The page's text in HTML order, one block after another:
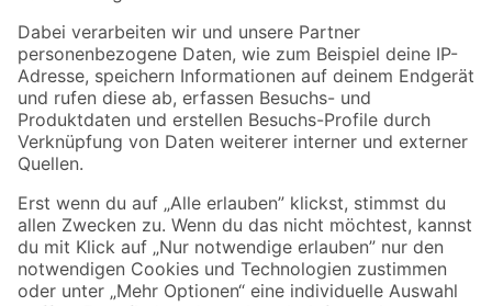
Zahlungsarten Versandarten
Sicher einkaufen
Jetzt die toom-App herunterladen